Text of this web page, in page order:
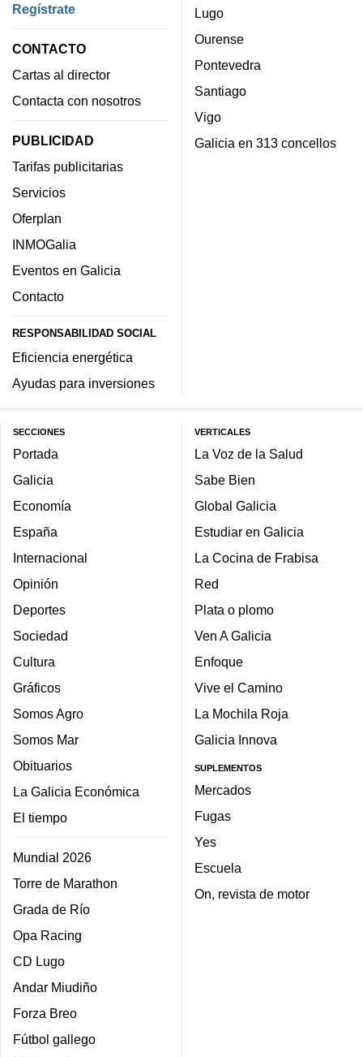
Regístrate
CONTACTO
Cartas al director
Contacta con nosotros
PUBLICIDAD
Tarifas publicitarias
Servicios
Oferplan
INMOGalia
Eventos en Galicia
Contacto
RESPONSABILIDAD SOCIAL
Eficiencia energética
Ayudas para inversiones
Lugo
Ourense
Pontevedra
Santiago
Vigo
Galicia en 313 concellos
SECCIONES
Portada
Galicia
Economía
España
Internacional
Opinión
Deportes
Sociedad
Cultura
Gráficos
Somos Agro
Somos Mar
Obituarios
La Galicia Económica
El tiempo
Mundial 2026
Torre de Marathon
Grada de Río
Opa Racing
CD Lugo
Andar Miudiño
Forza Breo
Fútbol gallego
VERTICALES
La Voz de la Salud
Sabe Bien
Global Galicia
Estudiar en Galicia
La Cocina de Frabisa
Red
Plata o plomo
Ven A Galicia
Enfoque
Vive el Camino
La Mochila Roja
Galicia Innova
SUPLEMENTOS
Mercados
Fugas
Yes
Escuela
On, revista de motor